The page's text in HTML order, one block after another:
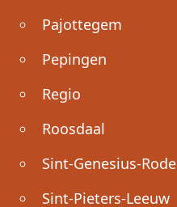
Pajottegem
Pepingen
Regio
Roosdaal
Sint-Genesius-Rode
Sint-Pieters-Leeuw